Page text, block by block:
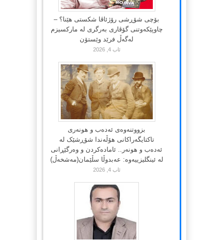
بۆچی شۆڕشی رۆژئاڤا شکستی هێنا؟ –
چاوپێکەوتنی گۆڤاری بەرگری لە مارکسیزم
لەگەڵ فرێد وێستۆن
ئاب 4, 2026
بزووتنەوەی ئەدەب و هونەری
تاکتایگەراکانی هۆڵەندا شۆڕشێک لە
ئەدەب و هونەر.. ئامادەکردن و وەرگێڕانی
لە ئینگلیزییەوە: عەبدوڵا سڵێمان(مەشخەڵ)
ئاب 4, 2026